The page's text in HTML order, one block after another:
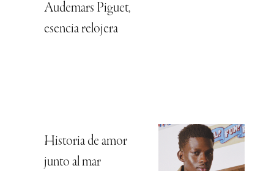
Audemars Piguet,
esencia relojera
Historia de amor
junto al mar